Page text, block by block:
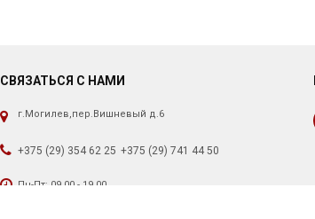
СВЯЗАТЬСЯ С НАМИ
г.Могилев,пер.Вишневый д.6
+375 (29) 354 62 25 +375 (29) 741 44 50
Пн-Пт: 09.00 - 19.00